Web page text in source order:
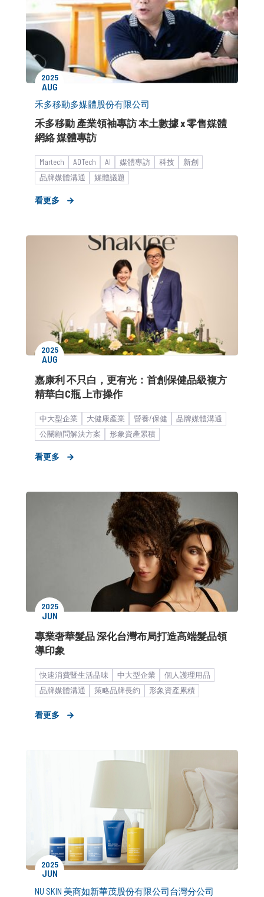
2025
AUG
禾多移動多媒體股份有限公司
禾多移動 產業領袖專訪 本土數據 x 零售媒體
網絡 媒體專訪
Martech ADTech AI 媒體專訪 科技
新創
品牌媒體溝通
媒體議題
看更多
2025
AUG
嘉康利 不只白，更有光：首創保健品級複方
精華白C瓶 上市操作
中大型企業 大健康產業 營養/保健
品牌媒體溝通
公關顧問解決方案
形象資產累積
看更多
2025
JUN
專業奢華髮品 深化台灣布局打造高端髮品領
導印象
快速消費暨生活品味 中大型企業
個人護理用品
品牌媒體溝通
策略品牌長約
形象資產累積
看更多
2025
JUN
NU SKIN 美商如新華茂股份有限公司台灣分公司